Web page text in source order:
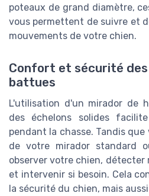
poteaux de grand diamètre,
vous permettent de suivre et
mouvements de votre chien.
Confort et sécurité
battues
L'utilisation d'un mirador de
des échelons solides
pendant la chasse. Tandis
de votre mirador standard
observer votre chien, détecter
et intervenir si besoin. Cela
la sécurité du chien, mais